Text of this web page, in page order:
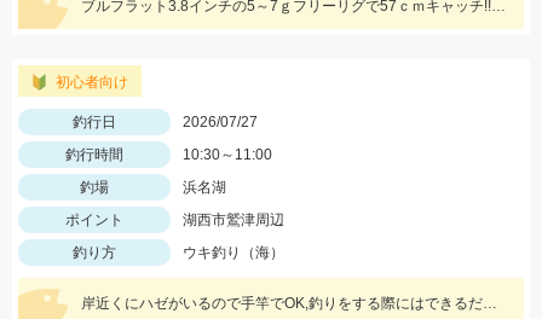
ブルフラット3.8インチの5～7ｇフリーリグで57ｃｍキャッチ!!ツリノのフロロカーボンラインは高強度、低伸度でカバー撃ちにはもってこいですよ♪
初心者向け
釣行日
2026/07/27
釣行時間
10:30～11:00
釣場
浜名湖
ポイント
湖西市鷲津周辺
釣り方
ウキ釣り（海）
岸近くにハゼがいるので手竿でOK,釣りをする際にはできるだけ水辺から離れて釣るとハゼの警戒が薄れ釣りやすくなりますよ。また暑いので暑さ対策や水分補給を忘れずに。